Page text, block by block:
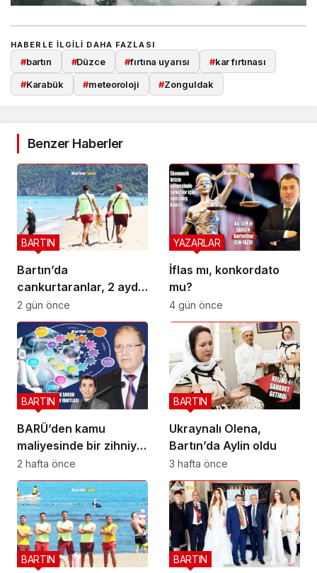
HABERLE ILGILI DAHA FAZLASI
#bartın #Düzce #fırtına uyarısı #kar fırtınası
#Karabük #meteoroloji #Zonguldak
Benzer Haberler
Bartın’da
cankurtaranlar, 2 ayda
bakın kaç hayat
kurtardı?
BARTIN
2 gün önce
İflas mı, konkordato
mu?
YAZARLAR
4 gün önce
BARÜ’den kamu
maliyesinde bir zihniyet
devrimi; BİS-ALYS
BARTIN
2 hafta önce
Ukraynalı Olena,
Bartın’da Aylin oldu
BARTIN
3 hafta önce
BARTIN BARTIN